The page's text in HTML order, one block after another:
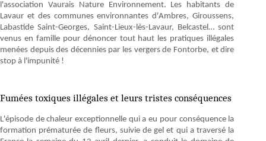
l'association Vaurais Nature Environnement. Les habitants de
Lavaur et des communes environnantes d'Ambres, Giroussens,
Labastide Saint-Georges, Saint-Lieux-lès-Lavaur, Belcastel… sont
venus en famille pour dénoncer tout haut les pratiques illégales
menées depuis des décennies par les vergers de Fontorbe, et dire
stop à l'impunité !
Fumées toxiques illégales et leurs tristes conséquences
L'épisode de chaleur exceptionnelle qui a eu pour conséquence la
formation prématurée de fleurs, suivie de gel et qui a traversé la